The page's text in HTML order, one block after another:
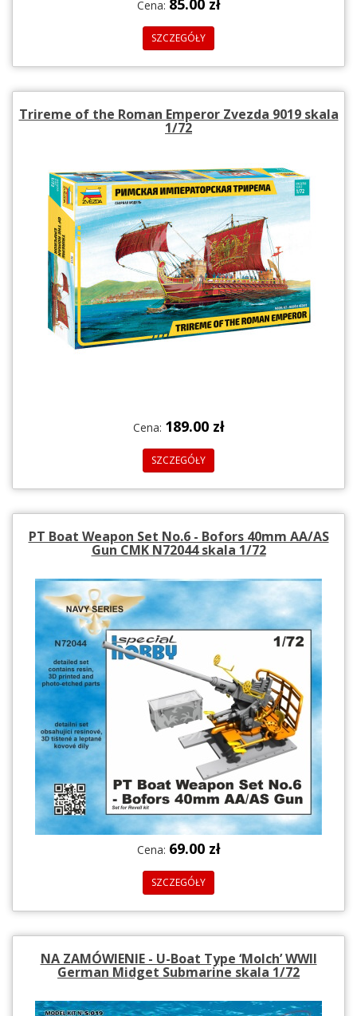
Cena: 85.00 zł
SZCZEGÓŁY
Trireme of the Roman Emperor Zvezda 9019 skala
1/72
Cena: 189.00 zł
SZCZEGÓŁY
PT Boat Weapon Set No.6 - Bofors 40mm AA/AS
Gun CMK N72044 skala 1/72
Cena: 69.00 zł
SZCZEGÓŁY
NA ZAMÓWIENIE - U-Boat Type ‘Molch’ WWII
German Midget Submarine skala 1/72